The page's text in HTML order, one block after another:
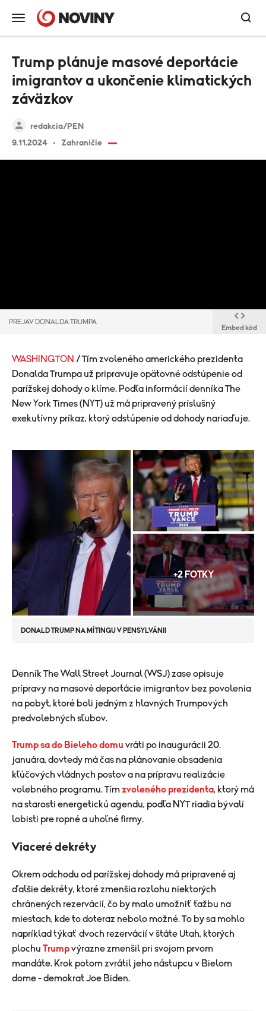
redakcia/PEN
9.11.2024
Zahraničie
Trump plánuje masové deportácie
imigrantov a ukončenie klimatických
záväzkov
PREJAV DONALDA TRUMPA
Embed kód
WASHINGTON / Tím zvoleného amerického prezidenta
Donalda Trumpa už pripravuje opätovné odstúpenie od
parížskej dohody o klíme. Podľa informácií denníka The
New York Times (NYT) už má pripravený príslušný
exekutívny príkaz, ktorý odstúpenie od dohody nariaďuje.
+2 FOTKY
DONALD TRUMP NA MÍTINGU V PENSYLVÁNII
​Denník The Wall Street Journal (WSJ) zase opisuje
prípravy na masové deportácie imigrantov bez povolenia
na pobyt, ktoré boli jedným z hlavných Trumpových
predvolebných sľubov.
Trump sa do Bieleho domu vráti po inaugurácii 20.
januára, dovtedy má čas na plánovanie obsadenia
kľúčových vládnych postov a na prípravu realizácie
volebného programu. Tímzvoleného prezidenta, ktorý má
na starosti energetickú agendu, podľa NYT riadia bývalí
lobisti pre ropné a uhoľné firmy.
Viaceré dekréty
Okrem odchodu od parížskej dohody má pripravené aj
ďalšie dekréty, ktoré zmenšia rozlohu niektorých
chránených rezervácií, čo by malo umožniť ťažbu na
miestach, kde to doteraz nebolo možné. To by sa mohlo
napríklad týkať dvoch rezervácií v štáte Utah, ktorých
plochu Trumpvýrazne zmenšil pri svojom prvom
mandáte. Krok potom zvrátil jeho nástupcu v Bielom
dome - demokrat Joe Biden.